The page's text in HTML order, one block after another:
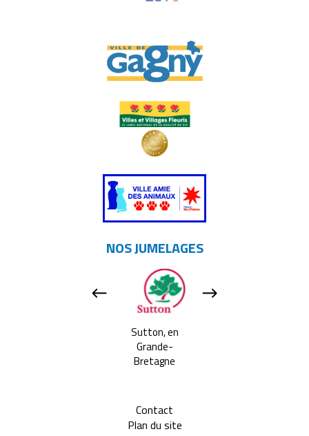
NOS JUMELAGES
Sutton, en
Grande-
Bretagne
Contact
Plan du site